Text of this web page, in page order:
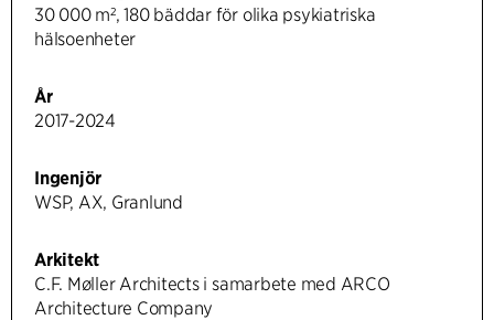
30 000 m², 180 bäddar för olika psykiatriska
hälsoenheter
År
2017-2024
Ingenjör
WSP, AX, Granlund
Arkitekt
C.F. Møller Architects i samarbete med ARCO
Architecture Company